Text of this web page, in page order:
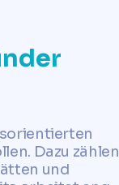
Dazu zählen
und